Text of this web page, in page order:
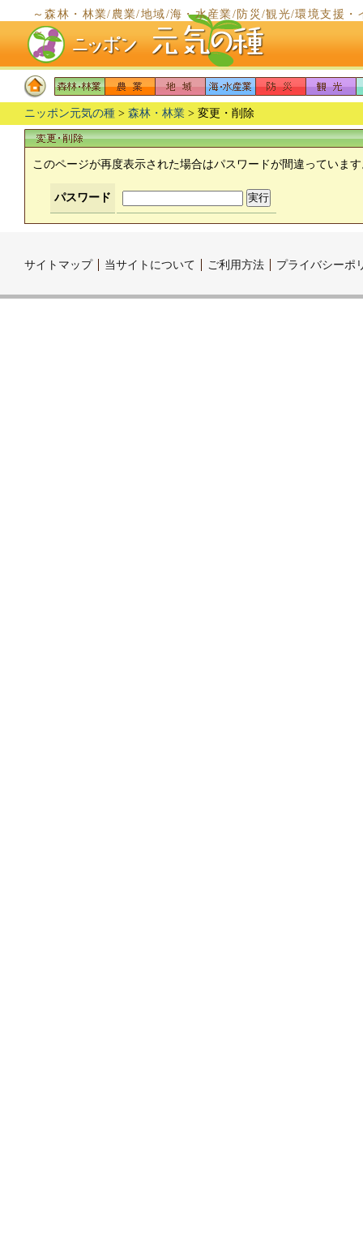
～森林・林業/農業/地域/海・水産業/防災/観光/環境支援
～
ニッポン元気の種 > 森林・林業 > 変更・削除
このページが再度表示された場合はパスワードが間違っていま
パスワード
サイトマップ 当サイトについて ご利用方法 プライバシーポ